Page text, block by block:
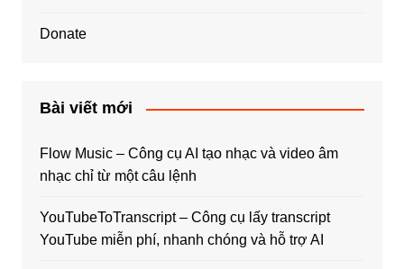
Donate
Bài viết mới
Flow Music – Công cụ AI tạo nhạc và video âm
nhạc chỉ từ một câu lệnh
YouTubeToTranscript – Công cụ lấy transcript
YouTube miễn phí, nhanh chóng và hỗ trợ AI